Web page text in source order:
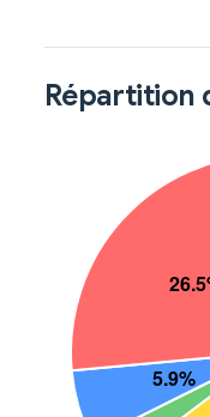
Répartition